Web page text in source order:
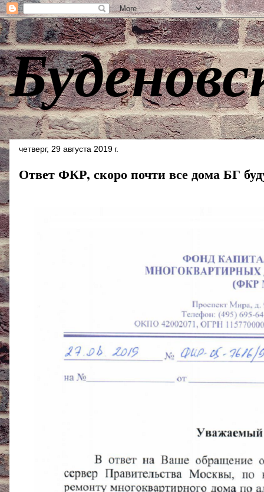
четверг, 29 августа 2019 г.
Ответ ФКР, скоро почти все дома БГ